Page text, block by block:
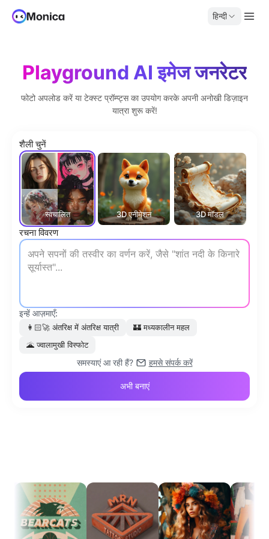
हिन्दी
Playground AI इमेज जनरेटर
फोटो अपलोड करें या टेक्स्ट प्रॉम्प्ट्स का उपयोग करके अपनी अनोखी डिज़ाइन
यात्रा शुरू करें!
शैली चुनें
स्वचालित 3D एनीमेशन 3D मॉडल
रचना विवरण
इन्हें आज़माएँ:
👩🏻‍🚀 अंतरिक्ष में अंतरिक्ष यात्री 🏰 मध्यकालीन महल
🌋 ज्वालामुखी विस्फोट
समस्याएं आ रही हैं? हमसे संपर्क करें
अभी बनाएं